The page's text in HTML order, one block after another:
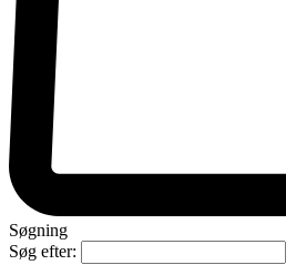
Søgning
Søg efter: